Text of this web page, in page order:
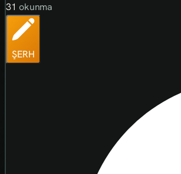
31 okunma
ŞERH